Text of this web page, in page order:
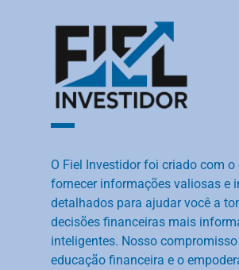
O Fiel Investidor foi criado com o
fornecer informações valiosas e
detalhados para ajudar você a
decisões financeiras mais
inteligentes. Nosso
educação financeira e o